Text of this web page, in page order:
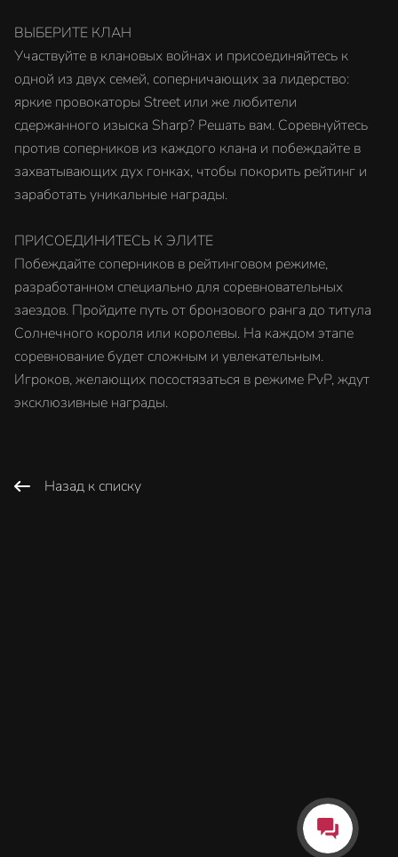
ВЫБЕРИТЕ КЛАН
Участвуйте в клановых войнах и присоединяйтесь к
одной из двух семей, соперничающих за лидерство:
яркие провокаторы Street или же любители
сдержанного изыска Sharp? Решать вам. Соревнуйтесь
против соперников из каждого клана и побеждайте в
захватывающих дух гонках, чтобы покорить рейтинг и
заработать уникальные награды.
ПРИСОЕДИНИТЕСЬ К ЭЛИТЕ
Побеждайте соперников в рейтинговом режиме,
разработанном специально для соревновательных
заездов. Пройдите путь от бронзового ранга до титула
Солнечного короля или королевы. На каждом этапе
соревнование будет сложным и увлекательным.
Игроков, желающих посостязаться в режиме PvP, ждут
эксклюзивные награды.
Назад к списку